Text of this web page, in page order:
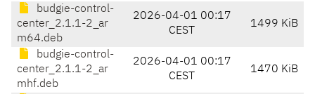
budgie-control-
center_2.1.1-2_ar
m64.deb
2026-04-01 00:17
CEST
1499 KiB
budgie-control-
center_2.1.1-2_ar
mhf.deb
2026-04-01 00:17
CEST
1470 KiB